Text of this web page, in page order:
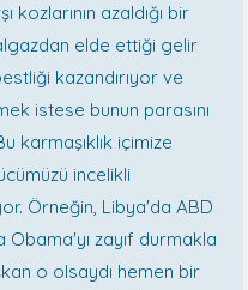
azaldığı bir
elde ettiği gelir
kazandırıyor ve
istese bunun parasını
karmaşıklık içimize
incelikli
Örneğin, Libya'da ABD
Obama'yı zayıf durmakla
o olsaydı hemen bir